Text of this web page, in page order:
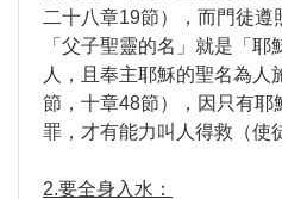
二十八章19節），而門徒
「父子聖靈的名」就是「
人，且奉主耶穌的聖名為人
節，十章48節），因只有耶
罪，才有能力叫人得救（使
2.要全身入水：